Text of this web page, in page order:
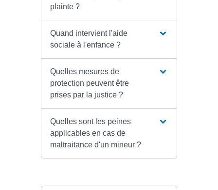
plainte ?
Quand intervient l'aide
sociale à l'enfance ?
Quelles mesures de
protection peuvent être
prises par la justice ?
Quelles sont les peines
applicables en cas de
maltraitance d'un mineur ?